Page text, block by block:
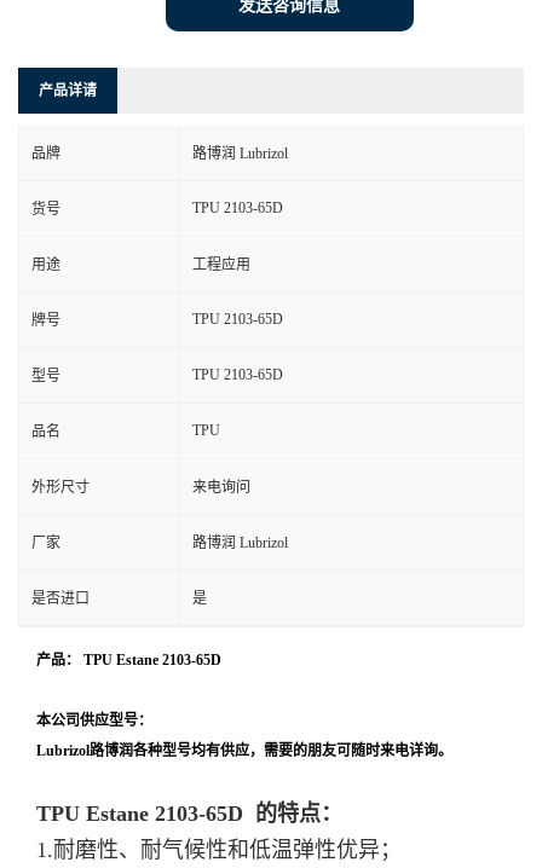
发送咨询信息
产品详请
品牌 路博润 Lubrizol
货号 TPU 2103-65D
用途 工程应用
牌号 TPU 2103-65D
型号 TPU 2103-65D
品名 TPU
外形尺寸 来电询问
厂家 路博润 Lubrizol
是否进口 是
产品： TPU Estane 2103-65D
本公司供应型号：
Lubrizol路博润各种型号均有供应，需要的朋友可随时来电详询。
TPU Estane 2103-65D 的特点：
1.耐磨性、耐气候性和低温弹性优异；